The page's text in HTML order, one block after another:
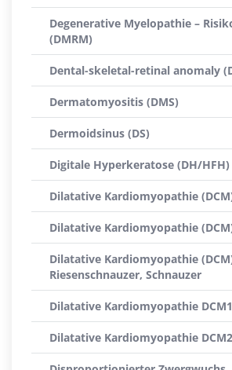
Degenerative Myelopathie –
(DMRM)
Dental-skeletal-retinal anomaly
Dermatomyositis (DMS)
Dermoidsinus (DS)
Digitale Hyperkeratose (DH/HFH)
Dilatative Kardiomyopathie
Dilatative Kardiomyopathie
Dilatative Kardiomyopathie
Riesenschnauzer, Schnauzer
Dilatative Kardiomyopathie
Dilatative Kardiomyopathie